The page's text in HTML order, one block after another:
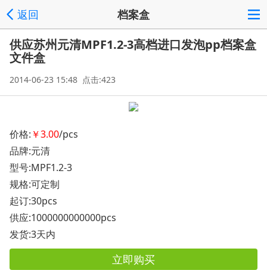
返回 档案盒
供应苏州元清MPF1.2-3高档进口发泡pp档案盒
文件盒
2014-06-23 15:48 点击:423
价格: ￥3.00/pcs
品牌:元清
型号:MPF1.2-3
规格:可定制
起订:30pcs
供应:1000000000000pcs
发货:3天内
立即购买